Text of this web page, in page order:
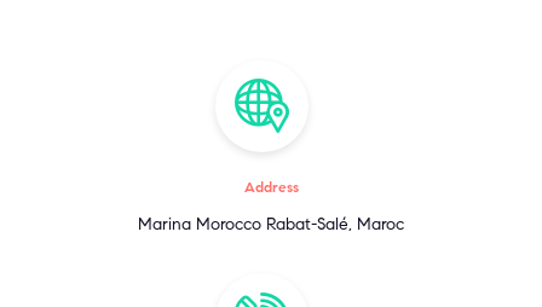
Address
Marina Morocco Rabat-Salé, Maroc